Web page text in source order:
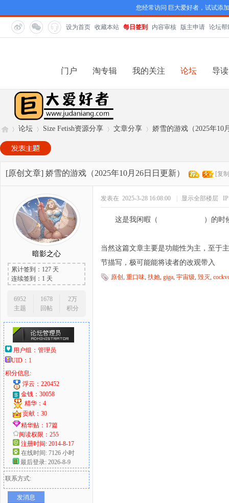
您经常访问 巨大爱好者，试试添
设为首页 收藏本站 每日签到 内容审核 版主申请 论坛帮
门户 淘专辑 我的关注 论坛 导读
巨
爱
好
»
论坛
›
Size Fetish资源分享
›
文章分享
›
娇雪的游戏（2025年10
[原创文章] 娇雪的游戏（2025年10月26日日更新） [复
暗影之心
累计签到：127 天
连续签到：1 天
6952
主题
1678
回帖
2万
积分
用户组： 管理员
UID： 1
积分信息:
浮云：220452
金钱：30058
精华：4
贡献：30
精华贴：17篇
阅读权限：255
注册时间: 2014-8-17
在线时间: 7126 小时
最后登录: 2026-8-9
联系方式:
发消息
发表在 2025-3-28 16:08:00 显示全部楼层
这是我闲暇（ ）的时
当然这篇文章主要是功能性为主，至于
节描写，极可能能将读者的改观带入
原创 , 重口味, 扶她, giga, 宇宙级, 毁灭,